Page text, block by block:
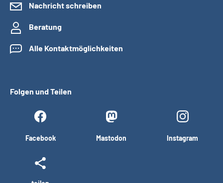
Nachricht schreiben
Beratung
Alle Kontaktmöglichkeiten
Folgen und Teilen
Facebook Mastodon Instagram